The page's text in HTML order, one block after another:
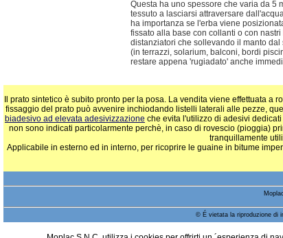
Questa ha uno spessore che varia da 5
tessuto a lasciarsi attraversare
ha importanza se l'erba viene
fissato alla base con collanti o con
distanziatori che sollevando il manto
(in terrazzi, solarium, balconi, bordi
restare appena 'rugiadato' anche
Il prato sintetico è subito pronto per la posa. La vendita viene effettuata
fissaggio del prato può avvenire inchiodando listelli laterali alle pezze,
biadesivo ad elevata adesivizzazione che evita l'utilizzo di adesivi
non sono indicati particolarmente perchè, in caso di rovescio (pioggia)
tranquillamente
Applicabile in esterno ed in interno, per ricoprire le guaine in bitume
© É vietata la riproduzione di